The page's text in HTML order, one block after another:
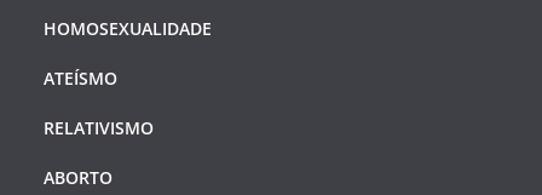
HOMOSEXUALIDADE
ATEÍSMO
RELATIVISMO
ABORTO